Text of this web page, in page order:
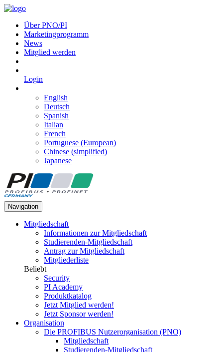
Über PNO/PI
Marketingprogramm
News
Mitglied werden
Login
English
Deutsch
Spanish
Italian
French
Portuguese (European)
Chinese (simplified)
Japanese
Navigation
Mitgliedschaft
Informationen zur Mitgliedschaft
Studierenden-Mitgliedschaft
Antrag zur Mitgliedschaft
Mitgliederliste
Beliebt
Security
PI Academy
Produktkatalog
Jetzt Mitglied werden!
Jetzt Sponsor werden!
Organisation
Die PROFIBUS Nutzerorganisation (PNO)
Mitgliedschaft
Studierenden-Mitgliedschaft